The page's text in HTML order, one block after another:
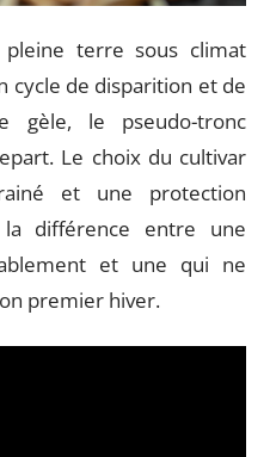
terre sous climat
cycle de disparition et de
gèle, le pseudo-tronc
Le choix du cultivar
et une protection
différence entre une
et une qui ne
premier hiver.